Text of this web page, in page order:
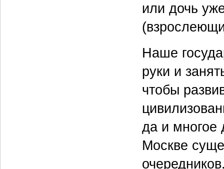
или дочь
Наше
руки и
чтобы
да и многое
Москве